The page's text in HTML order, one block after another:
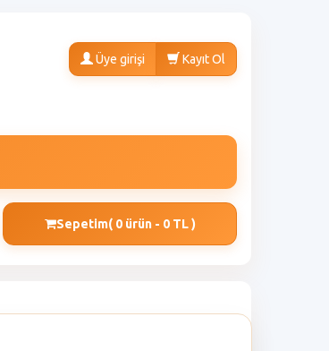
Üye girişi Kayıt Ol
Sepetim( 0 ürün - 0 TL )